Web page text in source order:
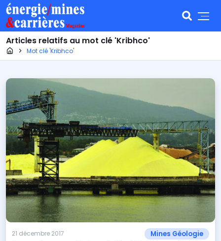
Articles relatifs au mot clé 'Kribhco'
Page d'accueil
Mot clé 'Kribhco'
21 décembre 2017 Mines Géologie